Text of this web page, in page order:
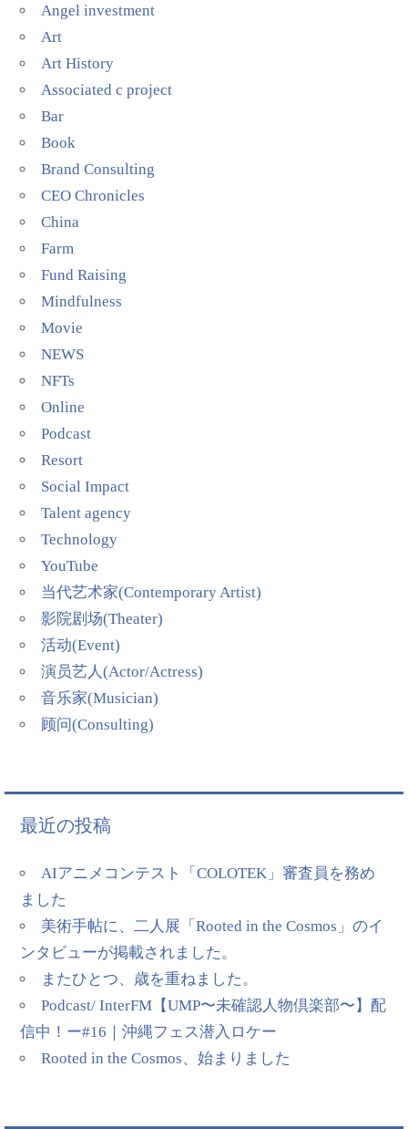
Angel investment
Art
Art History
Associated c project
Bar
Book
Brand Consulting
CEO Chronicles
China
Farm
Fund Raising
Mindfulness
Movie
NEWS
NFTs
Online
Podcast
Resort
Social Impact
Talent agency
Technology
YouTube
当代艺术家(Contemporary Artist)
影院剧场(Theater)
活动(Event)
演员艺人(Actor/Actress)
音乐家(Musician)
顾问(Consulting)
最近の投稿
AIアニメコンテスト「COLOTEK」審査員を務め
ました
美術手帖に、二人展「Rooted in the Cosmos」のイ
ンタビューが掲載されました。
またひとつ、歳を重ねました。
Podcast/ InterFM【UMP〜未確認人物倶楽部〜】配
信中！ー#16｜沖縄フェス潜入ロケー
Rooted in the Cosmos、始まりました